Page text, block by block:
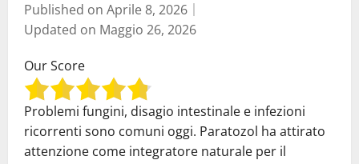
Published on Aprile 8, 2026
Updated on Maggio 26, 2026
Our Score
Problemi fungini, disagio intestinale e infezioni
ricorrenti sono comuni oggi. Paratozol ha attirato
attenzione come integratore naturale per il